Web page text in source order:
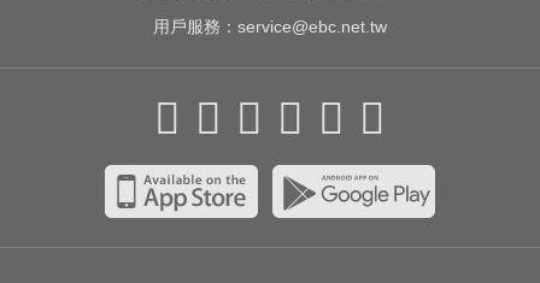
用戶服務： service@ebc.net.tw